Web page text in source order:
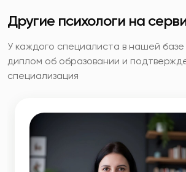
Другие психологи на
У каждого специалиста в нашей
диплом об образовании и
специализация